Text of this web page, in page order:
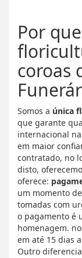
Por
coroas
Somos a única
que garante
internacional
em maior
contratado, no
disto,
oferece:
um momento
tomadas com
o pagamento é
homenagem.
em até 15 dias
Outro